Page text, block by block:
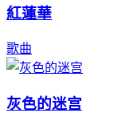
紅蓮華
歌曲
灰色的迷宫